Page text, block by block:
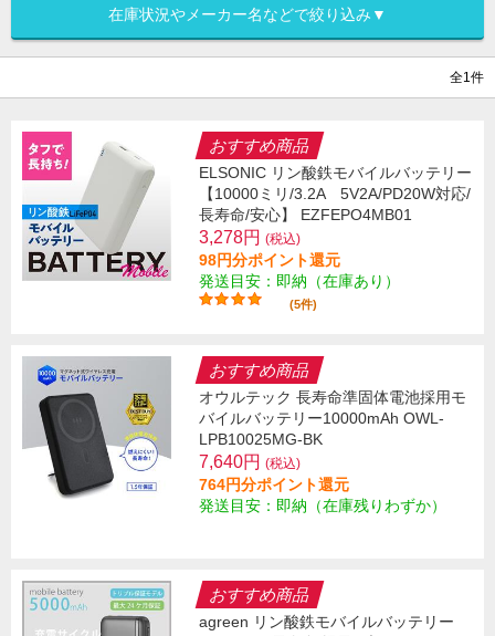
在庫状況やメーカー名などで絞り込み▼
全1件
おすすめ商品
ELSONIC リン酸鉄モバイルバッテリー
【10000ミリ/3.2A 5V2A/PD20W対応/
長寿命/安心】 EZFEPO4MB01
3,278円 (税込)
98円分ポイント還元
発送目安：即納（在庫あり）
(5件)
おすすめ商品
オウルテック 長寿命準固体電池採用モ
バイルバッテリー10000mAh OWL-
LPB10025MG-BK
7,640円 (税込)
764円分ポイント還元
発送目安：即納（在庫残りわずか）
おすすめ商品
agreen リン酸鉄モバイルバッテリー